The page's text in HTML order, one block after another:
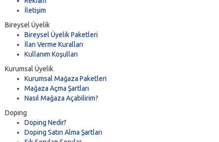
İletişim
Bireysel Üyelik
Bireysel Üyelik Paketleri
İlan Verme Kuralları
Kullanım Koşulları
Kurumsal Üyelik
Kurumsal Mağaza Paketleri
Mağaza Açma Şartları
Nasıl Mağaza Açabilirim?
Doping
Doping Nedir?
Doping Satın Alma Şartları